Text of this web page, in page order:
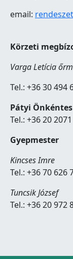
email:
Körzeti
Varga Letícia
Tel.: +36 30 494
Pátyi
Tel.: +36 20
Gyepmester
Kincses Imre
Tel.: +36 70 626
Tuncsik József
Tel.: +36 20 972